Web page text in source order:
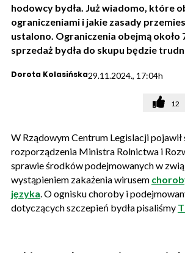
hodowcy bydła. Już wiadomo, które
ograniczeniami i jakie zasady
ustalono. Ograniczenia obejmą około
sprzedaż bydła do skupu będzie
Dorota Kolasińska29.11.2024., 17:04h
12
W Rządowym Centrum Legislacji
rozporządzenia Ministra Rolnictwa i
sprawie środków podejmowanych w
wystąpieniem zakażenia wirusem
języka . O ognisku choroby i
dotyczących szczepień bydła pisaliśmy